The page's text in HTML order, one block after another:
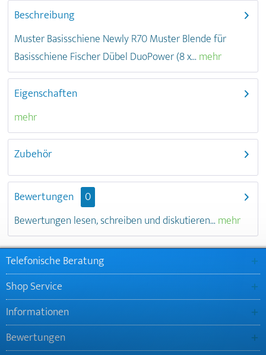
Beschreibung
Muster Basisschiene Newly R70 Muster Blende für
Basisschiene Fischer Dübel DuoPower (8 x... mehr
Eigenschaften
mehr
Zubehör
Bewertungen
0
Bewertungen lesen, schreiben und diskutieren... mehr
Telefonische Beratung
Shop Service
Informationen
Bewertungen